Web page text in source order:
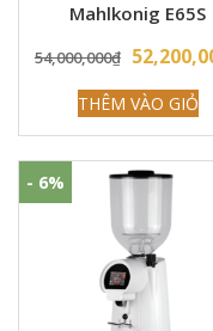
Mahlkonig E65S
54,000,000₫ Original
was:
THÊM VÀO GIỎ
- 6%